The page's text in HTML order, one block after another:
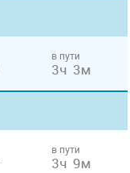
в пути
3ч 3м
в пути
3ч 9м